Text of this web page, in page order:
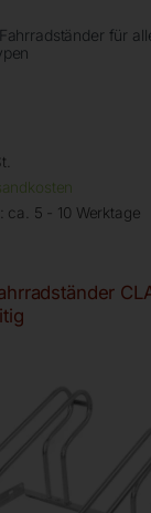
für
ca. 5 - 10 Werktage